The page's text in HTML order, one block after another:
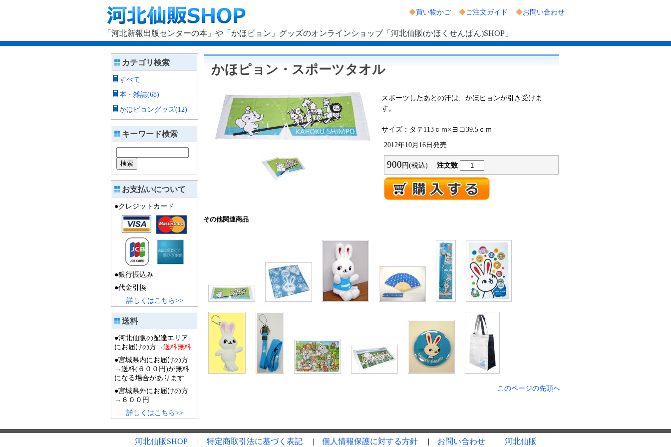
◆買い物かご ◆ご注文ガイド ◆お問い合わせ
「河北新報出版センターの本」や「かほピョン」グッズのオンラインショップ「河北仙販(かほくせんぱん)SHOP」
カテゴリ検索
すべて
本・雑誌(68)
かほピョングッズ(12)
キーワード検索
お支払いについて
●クレジットカード
●銀行振込み
●代金引換
詳しくはこちら>>
送料
●河北仙販の配達エリア
にお届けの方→送料無料
●宮城県内にお届けの方
→送料(６００円)が無料
になる場合があります
●宮城県外にお届けの方
→６００円
詳しくはこちら>>
かほピョン・スポーツタオル
スポーツしたあとの汗は、かほピョンが引き受けま
す。
サイズ：タテ113ｃｍ×ヨコ39.5ｃｍ
2012年10月16日発売
900円(税込) 注文数
その他関連商品
このページの先頭へ
河北仙販SHOP| 特定商取引法に基づく表記 | 個人情報保護に対する方針 | お問い合わせ | 河北仙販